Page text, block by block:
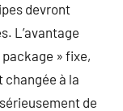
devront
L’avantage
package » fixe,
changée à la
de